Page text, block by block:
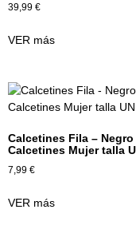
39,99 €
VER más
Calcetines Fila – Negro
Calcetines Mujer talla
7,99 €
VER más